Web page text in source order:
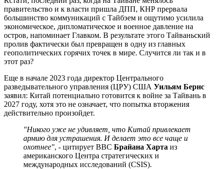
правительство и к власти пришла ДПП, КНР прервала
большинство коммуникаций с Тайбэем и ощутимо усилила
экономическое, дипломатическое и военное давление на
остров, напоминает Главком. В результате этого Тайваньский
пролив фактически был превращен в одну из главных
геополитических горячих точек в мире. Случится ли так и в
этот раз?
Еще в начале 2023 года директор Центрального
разведывательного управления (ЦРУ) США Уильям Бернс
заявил: Китай потенциально готовится к войне за Тайвань в
2027 году, хотя это не означает, что попытка вторжения
действительно произойдет.
"Никого уже не удивляет, что Китай привлекает
армию для устрашения. И делает это все чаще и
охотнее", - цитирует ВВС Брайана Харта из
американского Центра стратегических и
международных исследований (CSIS).